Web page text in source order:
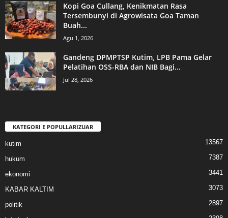
Kopi Goa Cullang, Kenikmatan Rasa
Tersembunyi di Agrowisata Goa Taman
Buah...
Agu 1, 2026
Gandeng DPMPTSP Kutim, LPB Pama Gelar
Pelatihan OSS-RBA dan NIB Bagi...
Jul 28, 2026
KATEGORI E POPULLARIZUAR
kutim 13567
hukum 7387
ekonomi 3441
KABAR KALTIM 3073
politik 2897